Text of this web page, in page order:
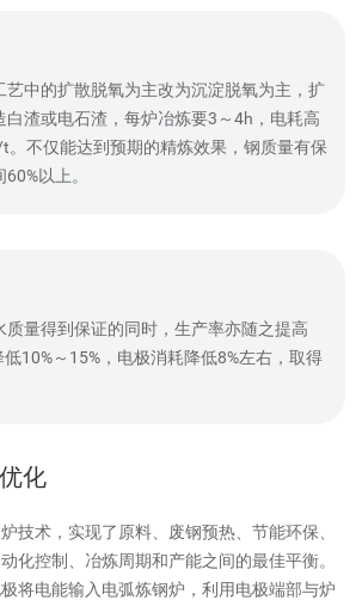
艺中的扩散脱氧为主改为沉淀脱氧为主，扩
白渣或电石渣，每炉冶炼要3～4h，电耗高
。不仅能达到预期的精炼效果，钢质量有保
以上。
质量得到保证的同时，生产率亦随之提高
10%～15%，电极消耗降低8%左右，取得
化
技术，实现了原料、废钢预热、节能环保、
化控制、冶炼周期和产能之间的最佳平衡。
将电能输入电弧炼钢炉，利用电极端部与炉